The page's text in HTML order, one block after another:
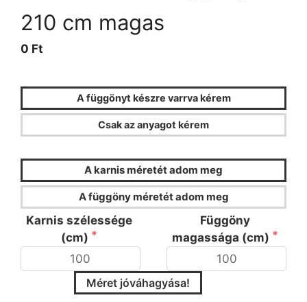
210 cm magas
0 Ft
A függönyt készre varrva kérem
Csak az anyagot kérem
A karnis méretét adom meg
A függöny méretét adom meg
Karnis szélessége
(cm)
Függöny
magassága (cm)
Méret jóváhagyása!